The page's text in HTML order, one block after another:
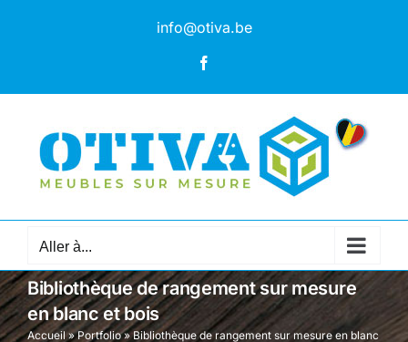
info@otiva.be
Aller à...
Bibliothèque de rangement sur mesure
en blanc et bois
Accueil»Portfolio»Bibliothèque de rangement sur mesure en blanc